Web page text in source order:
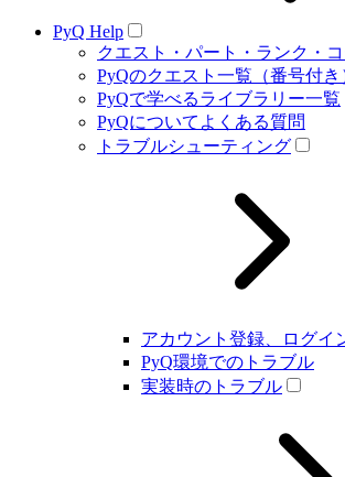
PyQ Help
クエスト・パート・ランク・
PyQのクエスト一覧（番号付き
PyQで学べるライブラリー一覧
PyQについてよくある質問
トラブルシューティング
アカウント登録、ログイ
PyQ環境でのトラブル
実装時のトラブル